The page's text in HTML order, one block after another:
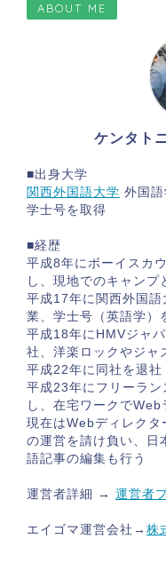
ABOUT ME
ケンタト
■出身大学
関西外国語大学 外国
学士号を取得
■経歴
平成8年にボーイスカ
し、現地でのキャンプ
平成17年に関西外国
業、学士号（英語学）
平成18年にHMVジャ
社、洋楽ロックやジャ
平成22年に同社を退社
平成23年にフリーラ
し、在宅ワークで
現在はWebディレクタ
の運営を請け負い、日
語記事の編集も行う
運営者詳細 → 運営者
エイゴマ運営会社→ 株